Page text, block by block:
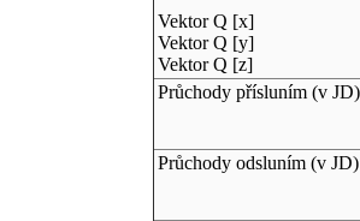
Vektor Q [x]
Vektor Q [y]
Vektor Q [z]
Průchody přísluním (v JD)
Průchody odsluním (v JD)